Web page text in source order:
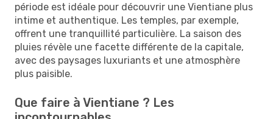
période est idéale pour découvrir une Vientiane plus
intime et authentique. Les temples, par exemple,
offrent une tranquillité particulière. La saison des
pluies révèle une facette différente de la capitale,
avec des paysages luxuriants et une atmosphère
plus paisible.
Que faire à Vientiane ? Les